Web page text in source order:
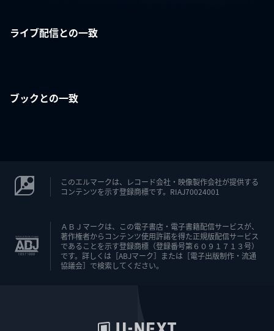
ライブ配信との一致
ブックとの一致
このエルマークは、レコード会社・映像製作会社が提供する
コンテンツを示す登録商標です。RIAJ70024001
ＡＢＪマークは、この電子書店・電子書籍配信サービスが、
著作権者からコンテンツ使用許諾を得た正規版配信サービス
であることを示す登録商標（登録番号第６０９１７１３号）
です。詳しくは［ABJマーク］または［電子出版制作・流通
協議会］で検索してください。